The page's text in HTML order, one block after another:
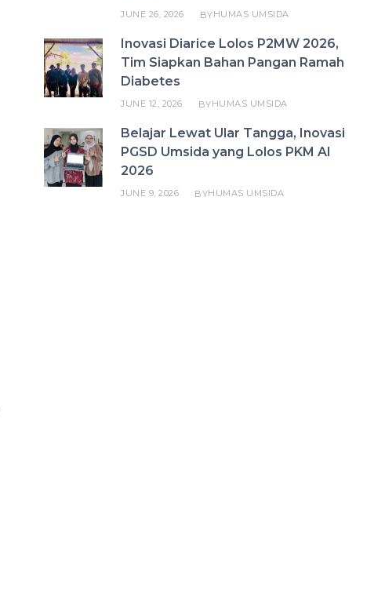
JUNE 26, 2026 BYHUMAS UMSIDA
Inovasi Diarice Lolos P2MW 2026,
Tim Siapkan Bahan Pangan Ramah
Diabetes
JUNE 12, 2026 BYHUMAS UMSIDA
Belajar Lewat Ular Tangga, Inovasi
PGSD Umsida yang Lolos PKM AI
2026
JUNE 9, 2026 BYHUMAS UMSIDA